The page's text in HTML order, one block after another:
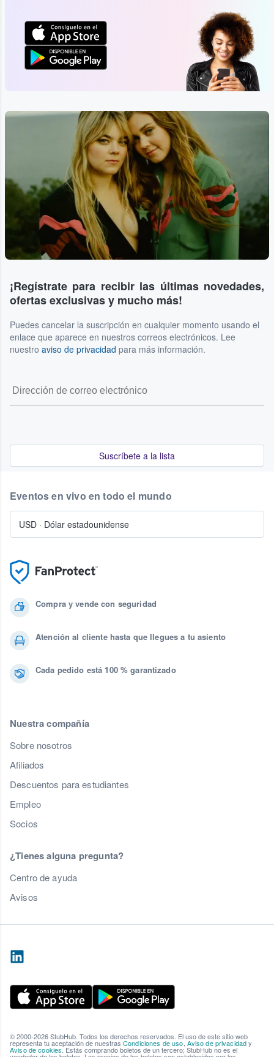
¡Regístrate para recibir las últimas novedades,
ofertas exclusivas y mucho más!
Puedes cancelar la suscripción en cualquier momento usando el
enlace que aparece en nuestros correos electrónicos. Lee
nuestro aviso de privacidad para más información.
Suscríbete a la lista
Compra y vende con seguridad
Atención al cliente hasta que llegues a tu asiento
Cada pedido está 100 % garantizado
Nuestra compañía
Sobre nosotros
Afiliados
Descuentos para estudiantes
Empleo
Socios
¿Tienes alguna pregunta?
Centro de ayuda
Avisos
Eventos en vivo en todo el mundo
USD · Dólar estadounidense
© 2000-2026 StubHub. Todos los derechos reservados. El uso de este sitio web
representa tu aceptación de nuestras Condiciones de uso, Aviso de privacidady
Aviso de cookies. Estás comprando boletos de un tercero; StubHub no es el